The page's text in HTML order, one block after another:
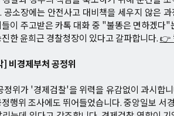
공소장에는 안전사고 대비책을 세우지 않은
이 주고받은 카톡 대화 중 "불똥은 면하겠다
한 윤희근 경찰청장이 있다고 갈파합니다.👉
비경제부처 공정위
정위가 '경제검찰'을 위력을 유감없이 과시합
행위 조사에도 뛰어들었습니다. 중앙일보 서